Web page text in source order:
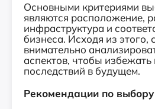
Основными критериями
являются расположение,
инфраструктура и
бизнеса. Исходя из этого,
внимательно
аспектов, чтобы избежать
последствий в будущем.
Рекомендации по